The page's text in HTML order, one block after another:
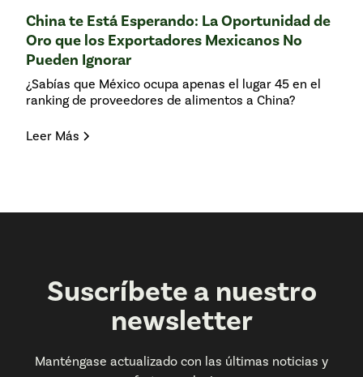
China te Está Esperando: La Oportunidad de
Oro que los Exportadores Mexicanos No
Pueden Ignorar
¿Sabías que México ocupa apenas el lugar 45 en el
ranking de proveedores de alimentos a China?
Leer Más
Suscríbete a nuestro
newsletter
Manténgase actualizado con las últimas noticias y